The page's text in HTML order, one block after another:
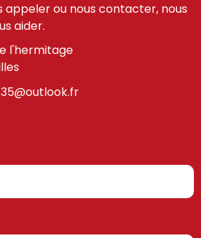
appeler ou nous contacter, nous
aider.
l'hermitage